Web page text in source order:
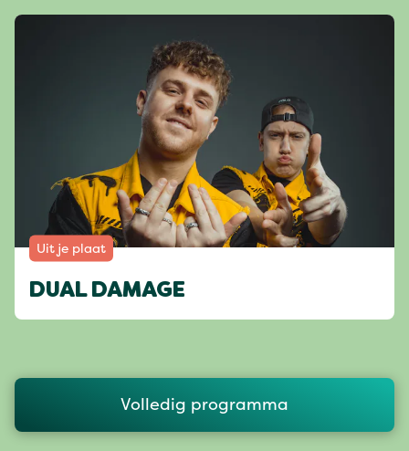
Uit je plaat
DUAL DAMAGE
Volledig programma